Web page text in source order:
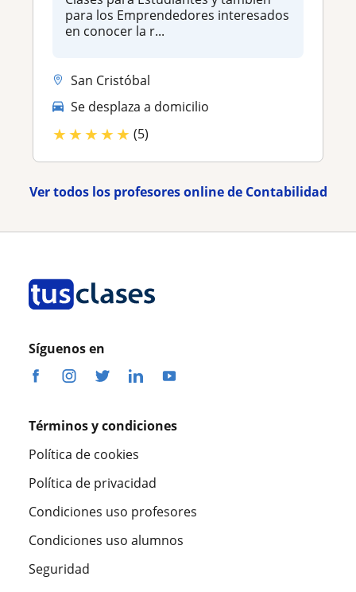
para los Emprendedores interesados
en conocer la r...
San Cristóbal
Se desplaza a domicilio
★★★★★ (5)
Ver todos los profesores online de Contabilidad
Síguenos en
Términos y condiciones
Política de cookies
Política de privacidad
Condiciones uso profesores
Condiciones uso alumnos
Seguridad